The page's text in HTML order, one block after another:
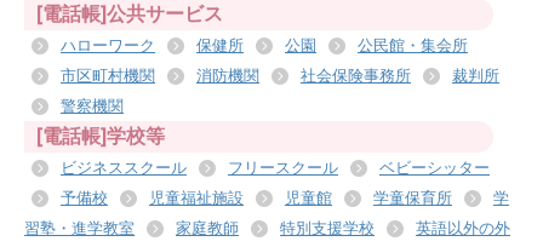
[電話帳]公共サービス
ハローワーク 保健所 公園
公民館・集会所
市区町村機関
消防機関 社会保険事務所
裁判所
警察機関
[電話帳]学校等
ビジネススクール フリースクール
ベビーシッター
予備校
児童福祉施設 児童館 学童保育所
学
習塾・進学教室
家庭教師 特別支援学校
英語以外の外